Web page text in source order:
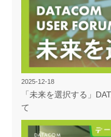
2025-12-18
「未来を選択する」
て